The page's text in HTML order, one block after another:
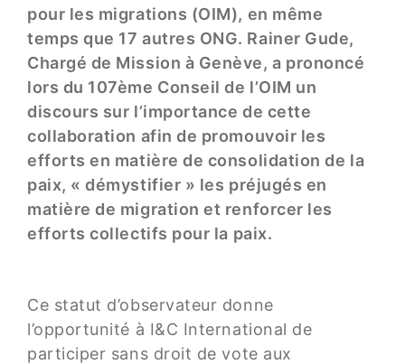
pour les migrations (OIM), en même
temps que 17 autres ONG. Rainer Gude,
Chargé de Mission à Genève, a prononcé
lors du 107ème Conseil de l’OIM un
discours sur l’importance de cette
collaboration afin de promouvoir les
efforts en matière de consolidation de la
paix, « démystifier » les préjugés en
matière de migration et renforcer les
efforts collectifs pour la paix.
Ce statut d’observateur donne
l’opportunité à I&C International de
participer sans droit de vote aux